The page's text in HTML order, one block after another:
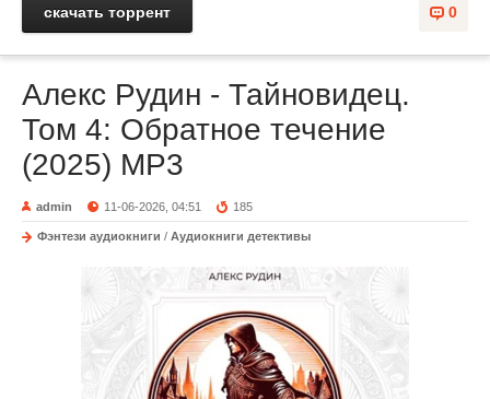
0
скачать торрент
Алекс Рудин - Тайновидец.
Том 4: Обратное течение
(2025) МР3
admin 11-06-2026, 04:51 185
Фэнтези аудиокниги / Аудиокниги детективы